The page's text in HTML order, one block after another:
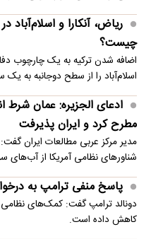
ریاض، آنکارا و
چیست؟
اضافه شدن ترکیه به یک چارچوب
اسلام‌آباد را از سطح دوجانبه به یک
ادعای الجزیره: عمان شرط
مطرح کرد و ایران پذیرفت
مدیر مرکز عربی مطالعات ایران
شناورهای نظامی آمریکا از آب‌های
پاسخ منفی ترامپ به
دونالد ترامپ گفت: کمک‌های نظامی
کاهش داده است.